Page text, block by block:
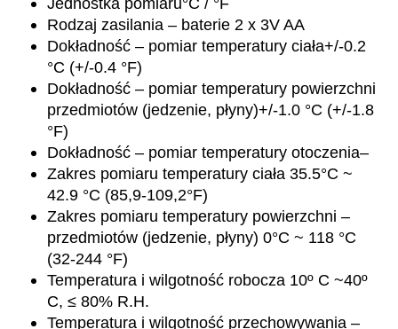
Rodzaj zasilania – baterie 2 x 3V AA
Dokładność – pomiar temperatury ciała+/-0.2
°C (+/-0.4 °F)
Dokładność – pomiar temperatury powierzchni
przedmiotów (jedzenie, płyny)+/-1.0 °C (+/-1.8
°F)
Dokładność – pomiar temperatury otoczenia–
Zakres pomiaru temperatury ciała35.5°C ~
42.9 °C (85,9-109,2°F)
Zakres pomiaru temperatury powierzchni –
przedmiotów (jedzenie, płyny)0°C ~ 118 °C
(32-244 °F)
Temperatura i wilgotność robocza 10º C ~40º
C, ≤ 80% R.H.
Temperatura i wilgotność przechowywania–